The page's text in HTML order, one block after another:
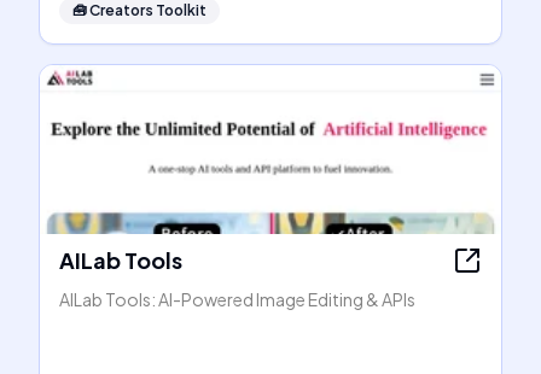
🧰Creators Toolkit
AILab Tools
AILab Tools: AI-Powered Image Editing & APIs